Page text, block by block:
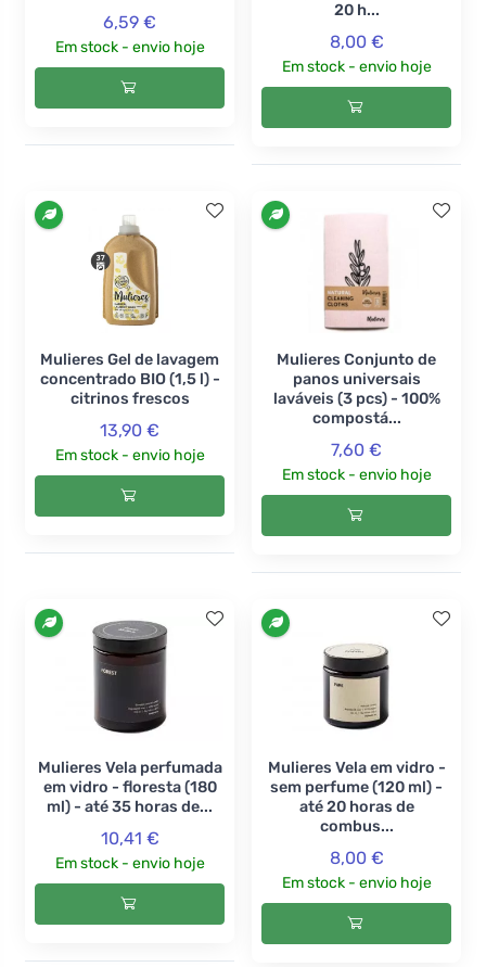
6,59 €
Em stock - envio hoje
20 h...
8,00 €
Em stock - envio hoje
Mulieres Gel de lavagem
concentrado BIO (1,5 l) -
citrinos frescos
13,90 €
Em stock - envio hoje
Mulieres Conjunto de
panos universais
laváveis (3 pcs) - 100%
compostá...
7,60 €
Em stock - envio hoje
Mulieres Vela perfumada
em vidro - floresta (180
ml) - até 35 horas de...
10,41 €
Em stock - envio hoje
Mulieres Vela em vidro -
sem perfume (120 ml) -
até 20 horas de
combus...
8,00 €
Em stock - envio hoje